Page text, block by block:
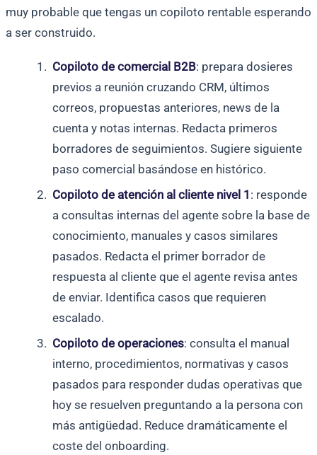
muy probable que tengas un copiloto rentable esperando
a ser construido.
Copiloto de comercial B2B: prepara dosieres
previos a reunión cruzando CRM, últimos
correos, propuestas anteriores, news de la
cuenta y notas internas. Redacta primeros
borradores de seguimientos. Sugiere siguiente
paso comercial basándose en histórico.
Copiloto de atención al cliente nivel 1 : responde
a consultas internas del agente sobre la base de
conocimiento, manuales y casos similares
pasados. Redacta el primer borrador de
respuesta al cliente que el agente revisa antes
de enviar. Identifica casos que requieren
escalado.
Copiloto de operaciones: consulta el manual
interno, procedimientos, normativas y casos
pasados para responder dudas operativas que
hoy se resuelven preguntando a la persona con
más antigüedad. Reduce dramáticamente el
coste del onboarding.